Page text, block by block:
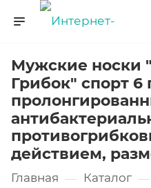
Мужские носки
Грибок" спорт 6
действием,
Главная — Каталог —